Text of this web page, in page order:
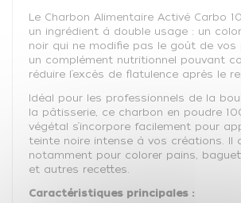
Le Charbon Alimentaire Activé Carbo
un ingrédient à double usage : un
noir qui ne modifie pas le goût de vos
un complément nutritionnel pouvant
réduire l’excès de flatulence après le
Idéal pour les professionnels de la
la pâtisserie, ce charbon en poudre
végétal s’incorpore facilement pour
teinte noire intense à vos créations. Il
notamment pour colorer pains,
et autres recettes.
Caractéristiques principales :